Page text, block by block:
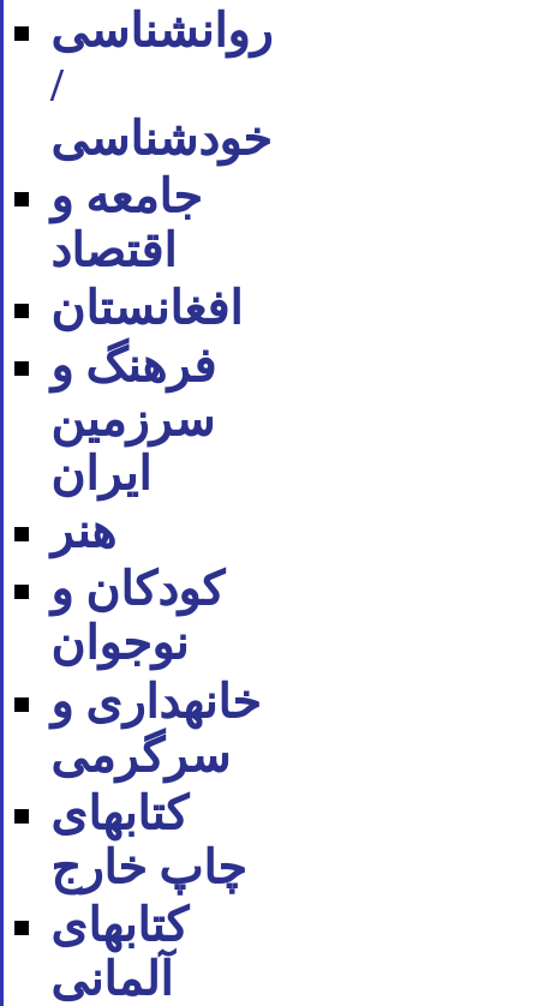
روان‪شناسی
/
خودشناسی
جامعه و
اقتصاد
افغانستان
فرهنگ و
سرزمین
ایران
هنر
کودکان و
نوجوان
خانه‪داری و
سرگرمی
کتاب‪های
چاپ خارج
کتاب‪های
آلمانی